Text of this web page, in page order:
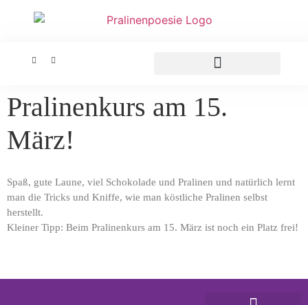
Pralinenkurs am 15.
März!
Spaß, gute Laune, viel Schokolade und Pralinen und natürlich lernt
man die Tricks und Kniffe, wie man köstliche Pralinen selbst
herstellt.
Kleiner Tipp: Beim Pralinenkurs am 15. März ist noch ein Platz frei!